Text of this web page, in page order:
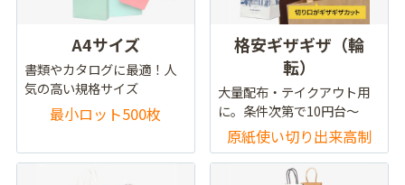
A4サイズ
書類やカタログに最適！人
気の高い規格サイズ
最小ロット500枚
格安ギザギザ（輪
転）
大量配布・テイクアウト用
に。条件次第で10円台～
原紙使い切り出来高制